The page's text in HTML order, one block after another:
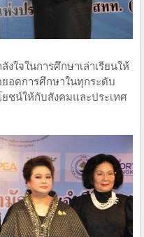
จในการศึกษาเล่าเรียนให้
อดการศึกษาในทุกระดับ
ชน์ให้กับสังคมและประเทศ